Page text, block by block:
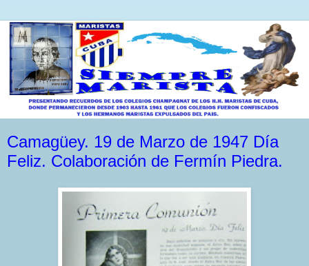
Camagüey. 19 de Marzo de 1947 Día
Feliz. Colaboración de Fermín Piedra.